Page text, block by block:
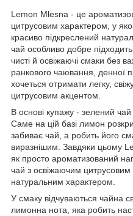
Lemon Mlesna - це
цитрусовим характером, у
красиво підкреслений
чай особливо добре
чисті й освіжаючі смаки без
ранкового чаювання, денної
хочеться отримати легку,
цитрусовим акцентом.
В основі купажу - зелений
Саме на цій базі лимон
забиває чай, а робить його
виразнішим. Завдяки цьому
як просто ароматизований
чай з освіжаючим цитрусовим
натуральним характером.
У смаку відчуваються чайна
лимонна нота, яка робить